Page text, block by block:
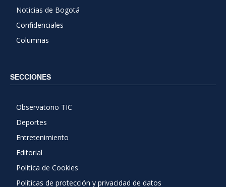
Noticias de Bogotá
Confidenciales
Columnas
SECCIONES
Observatorio TIC
Deportes
Entretenimiento
Editorial
Política de Cookies
Políticas de protección y privacidad de datos